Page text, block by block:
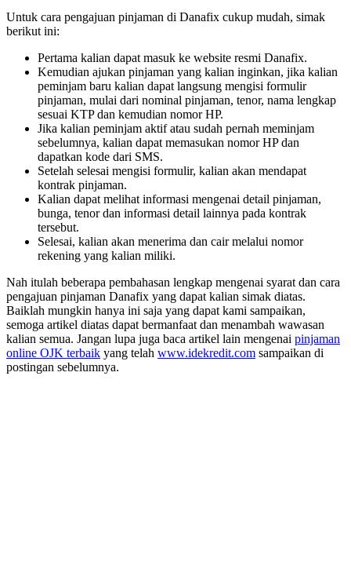
Untuk cara pengajuan pinjaman di Danafix cukup mudah, simak
berikut ini:
Pertama kalian dapat masuk ke website resmi Danafix.
Kemudian ajukan pinjaman yang kalian inginkan, jika kalian
peminjam baru kalian dapat langsung mengisi formulir
pinjaman, mulai dari nominal pinjaman, tenor, nama lengkap
sesuai KTP dan kemudian nomor HP.
Jika kalian peminjam aktif atau sudah pernah meminjam
sebelumnya, kalian dapat memasukan nomor HP dan
dapatkan kode dari SMS.
Setelah selesai mengisi formulir, kalian akan mendapat
kontrak pinjaman.
Kalian dapat melihat informasi mengenai detail pinjaman,
bunga, tenor dan informasi detail lainnya pada kontrak
tersebut.
Selesai, kalian akan menerima dan cair melalui nomor
rekening yang kalian miliki.
Nah itulah beberapa pembahasan lengkap mengenai syarat dan cara
pengajuan pinjaman Danafix yang dapat kalian simak diatas.
Baiklah mungkin hanya ini saja yang dapat kami sampaikan,
semoga artikel diatas dapat bermanfaat dan menambah wawasan
kalian semua. Jangan lupa juga baca artikel lain mengenai pinjaman
online OJK terbaik yang telah www.idekredit.com sampaikan di
postingan sebelumnya.